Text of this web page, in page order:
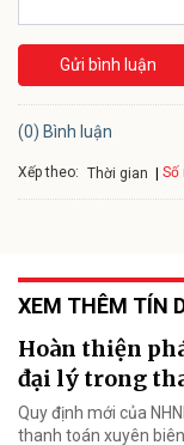
Gửi bình luận
(0) Bình luận
Xếp theo: Thời gian Số
XEM THÊM TÍN
Hoàn thiện
đại lý trong
Quy định mới của
thanh toán xuyên